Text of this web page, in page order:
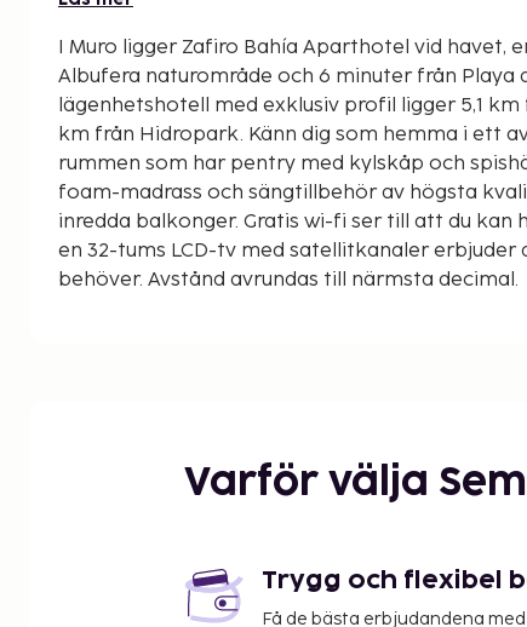
I Muro ligger Zafiro Bahía Aparthotel vid havet,
Albufera naturområde och 6 minuter från Playa de
lägenhetshotell med exklusiv profil ligger 5,1 km
km från Hidropark. Känn dig som hemma i ett
rummen som har pentry med kylskåp och
foam-madrass och sängtillbehör av högsta
inredda balkonger. Gratis wi-fi ser till att du kan
en 32-tums LCD-tv med satellitkanaler erbjuder
behöver. Avstånd avrundas till närmsta decimal.
Alcudia strand - 4,9 km
Finca Pública de Son Real - 4,7 km
Hidropark - 6,9 km
Playa de Son Bauló - 7,1 km
Varför välja
Trygg och flexibel
Få de bästa erbjudandena